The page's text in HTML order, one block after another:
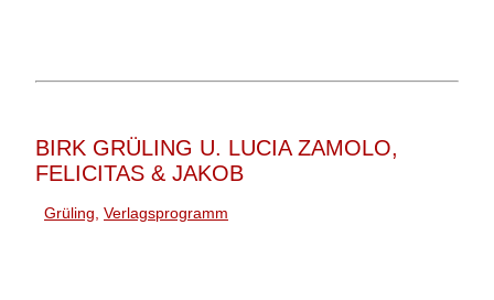
BIRK GRÜLING U. LUCIA ZAMOLO,
FELICITAS & JAKOB
Grüling Verlagsprogramm